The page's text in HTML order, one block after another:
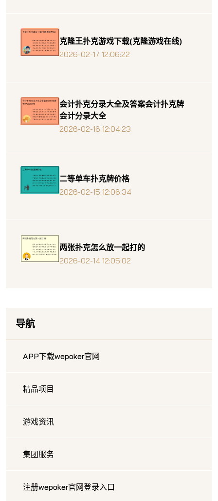
克隆王扑克游戏下载(克隆游戏在线)
2026-02-17 12:06:22
会计扑克分录大全及答案会计扑克牌
会计分录大全
2026-02-16 12:04:23
二等单车扑克牌价格
2026-02-15 12:06:34
两张扑克怎么放一起打的
2026-02-14 12:05:02
导航
APP下载wepoker官网
精品项目
游戏资讯
集团服务
注册wepoker官网登录入口